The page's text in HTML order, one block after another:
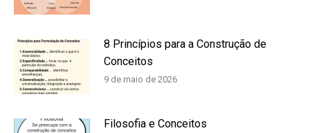
8 Princípios para a Construção de
Conceitos
9 de maio de 2026
Filosofia e Conceitos